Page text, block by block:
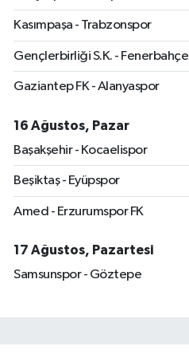
Kasımpaşa - Trabzonspor
Gençlerbirliği S.K. - Fenerbahçe
Gaziantep FK - Alanyaspor
16 Ağustos, Pazar
Başakşehir - Kocaelispor
Beşiktaş - Eyüpspor
Amed - Erzurumspor FK
17 Ağustos, Pazartesi
Samsunspor - Göztepe